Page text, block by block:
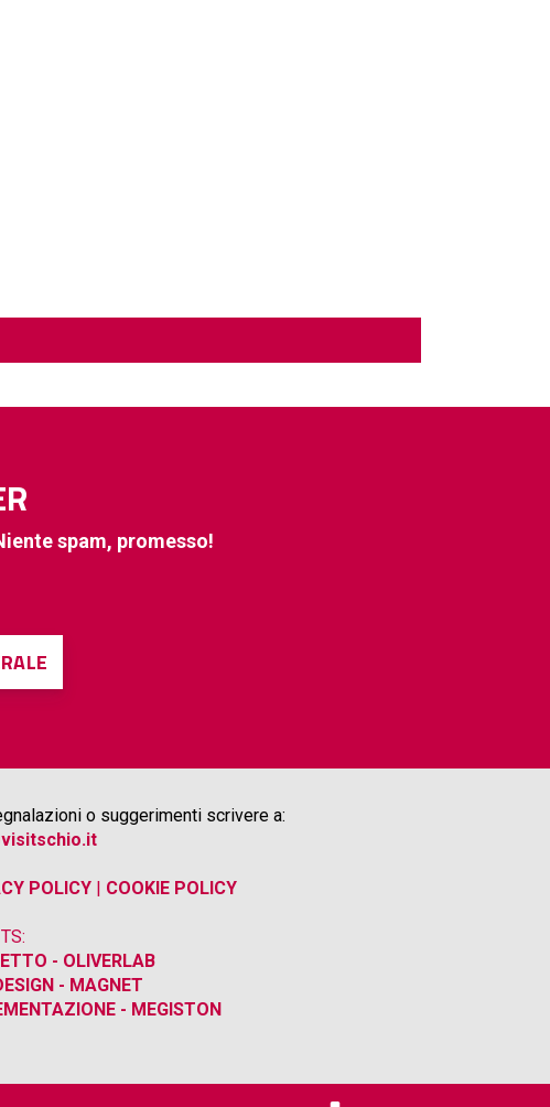
spam, promesso!
o suggerimenti scrivere a:
POLICY COOKIE POLICY
- OLIVERLAB
- MAGNET
- MEGISTON